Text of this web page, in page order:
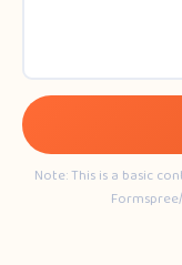
Note: This is a basic